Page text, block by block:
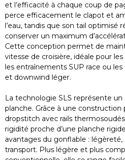
et l’efficacité à chaque coup de
perce efficacement le clapot et
l’eau, tandis que son tail optimisé
conserver un maximum
Cette conception permet de
vitesse de croisière, idéale pour
les entraînements SUP race ou
et downwind léger.
La technologie SLS représente
planche. Grâce à une
dropstitch avec rails
rigidité proche d’une planche
avantages du gonflable :
transport. Plus légère et plus